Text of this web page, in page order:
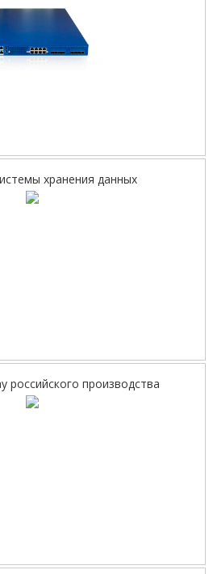
хранения данных
российского производства